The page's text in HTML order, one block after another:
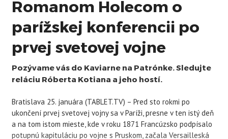
Romanom Holecom o
parížskej konferencii po
prvej svetovej vojne
Pozývame vás do Kaviarne na Patrónke. Sledujte
reláciu Róberta Kotiana a jeho hostí.
Bratislava 25. januára (TABLET.TV) – Pred sto rokmi po
ukončení prvej svetovej vojny sa v Paríži, presne v ten istý deň
a na tom istom mieste, kde v roku 1871 Francúzsko podpísalo
potupnú kapituláciu po vojne s Pruskom, začala Versailleská